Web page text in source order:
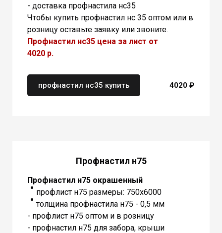
- доставка профнастила нс35
Чтобы купить профнастил нс 35 оптом или в
розницу оставьте заявку или звоните.
Профнастил нс35 цена за лист от
4020 р.
профнастил нс35 купить 4020 ₽
Профнастил н75
Профнастил н75 окрашенный
профлист н75 размеры: 750х6000
толщина профнастила н75 - 0,5 мм
- профлист н75 оптом и в розницу
- профнастил н75 для забора, крыши